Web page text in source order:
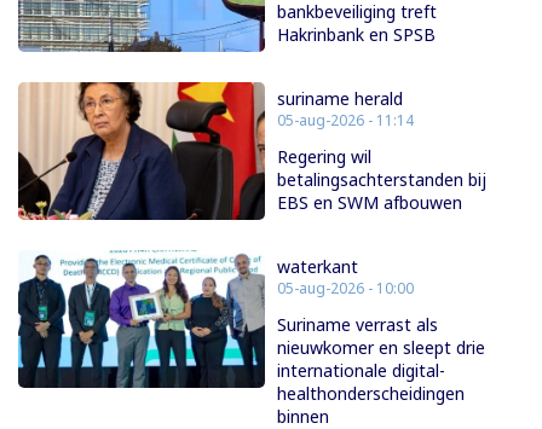
bankbeveiliging treft
Hakrinbank en SPSB
suriname herald
05-aug-2026 - 11:14
Regering wil
betalingsachterstanden bij
EBS en SWM afbouwen
waterkant
05-aug-2026 - 10:00
Suriname verrast als
nieuwkomer en sleept drie
internationale digital-
healthonderscheidingen
binnen